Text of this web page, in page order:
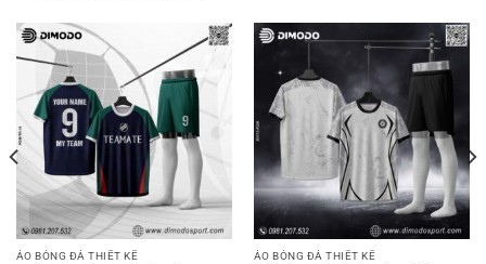
ÁO BÓNG ĐÁ THIẾT KẾ ÁO BÓNG ĐÁ THIẾT KẾ